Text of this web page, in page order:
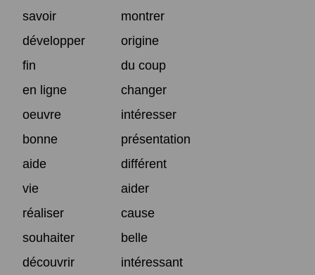
savoir
montrer
développer
origine
fin
du coup
en ligne
changer
oeuvre
intéresser
bonne
présentation
aide
différent
vie
aider
réaliser
cause
souhaiter
belle
découvrir
intéressant